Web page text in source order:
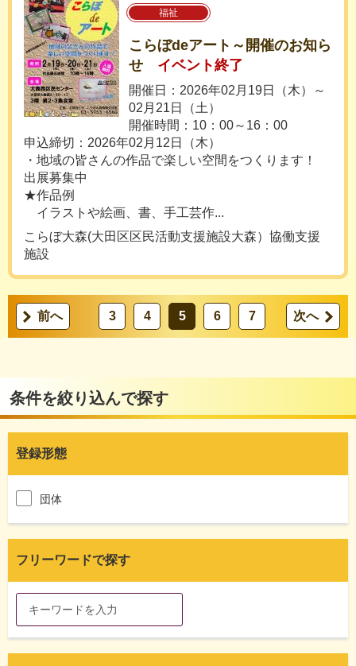
福祉
こらぼdeアート～開催のお知ら
せ
イベント終了
開催日：2026年02月19日（木）～
02月21日（土）
開催時間：10：00～16：00
申込締切：2026年02月12日（木）
・地域の皆さんの作品で楽しい空間をつくります！
出展募集中
★作品例
イラストや絵画、書、手工芸作...
こらぼ大森(大田区区民活動支援施設大森）協働支援
施設
前へ 3 4 5 6 7 次へ
条件を絞り込んで探す
登録形態
団体
フリーワードで探す